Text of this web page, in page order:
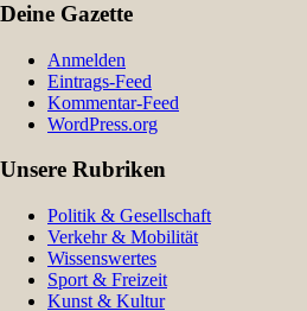
Deine Gazette
Anmelden
Eintrags-Feed
Kommentar-Feed
WordPress.org
Unsere Rubriken
Politik & Gesellschaft
Verkehr & Mobilität
Wissenswertes
Sport & Freizeit
Kunst & Kultur